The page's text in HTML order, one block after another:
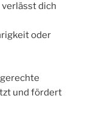
verlässt dich
oder
und fördert